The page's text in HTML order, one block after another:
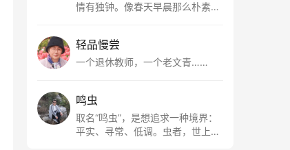
情有独钟。像春天早晨那么朴素，
轻品慢尝
一个退休教师，一个老文青……
鸣虫
取名“鸣虫”，是想追求一种境界：
平实、寻常、低调。虫者，世上最